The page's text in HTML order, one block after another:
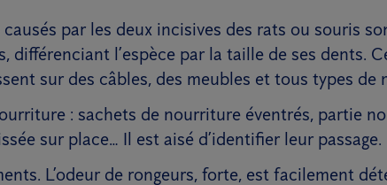
causés par les deux incisives des rats ou souris
différenciant l’espèce par la taille de ses dents.
sur des câbles, des meubles et tous types de
: sachets de nourriture éventrés, partie
sur place… Il est aisé d’identifier leur passage.
L’odeur de rongeurs, forte, est facilement